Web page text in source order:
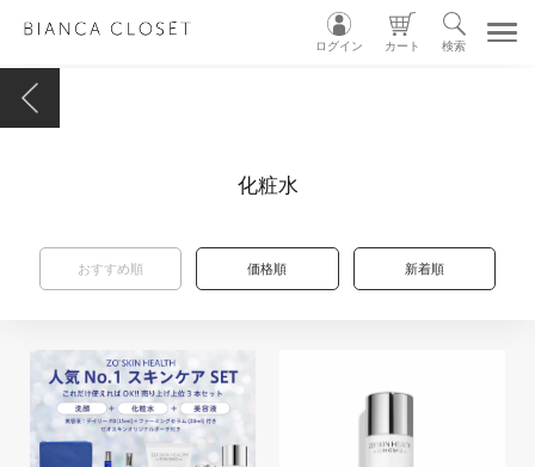
ログイン カート 検索
化粧水
おすすめ順 価格順 新着順
ショップガイド
カテゴリ別
グループ別